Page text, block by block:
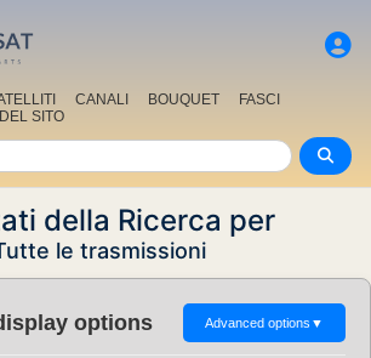
CANALI BOUQUET
FASCI
SITO
della Ricerca per
le trasmissioni
options Advanced options ▼